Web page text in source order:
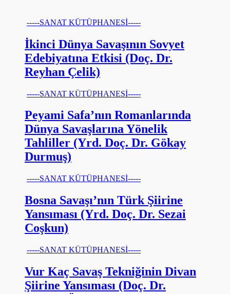
-----SANAT KÜTÜPHANESİ-----
İkinci Dünya Savaşının Sovyet
Edebiyatına Etkisi (Doç. Dr.
Reyhan Çelik)
-----SANAT KÜTÜPHANESİ-----
Peyami Safa’nın Romanlarında
Dünya Savaşlarına Yönelik
Tahliller (Yrd. Doç. Dr. Gökay
Durmuş)
-----SANAT KÜTÜPHANESİ-----
Bosna Savaşı’nın Türk Şiirine
Yansıması (Yrd. Doç. Dr. Sezai
Coşkun)
-----SANAT KÜTÜPHANESİ-----
Vur Kaç Savaş Tekniğinin Divan
Şiirine Yansıması (Doç. Dr.